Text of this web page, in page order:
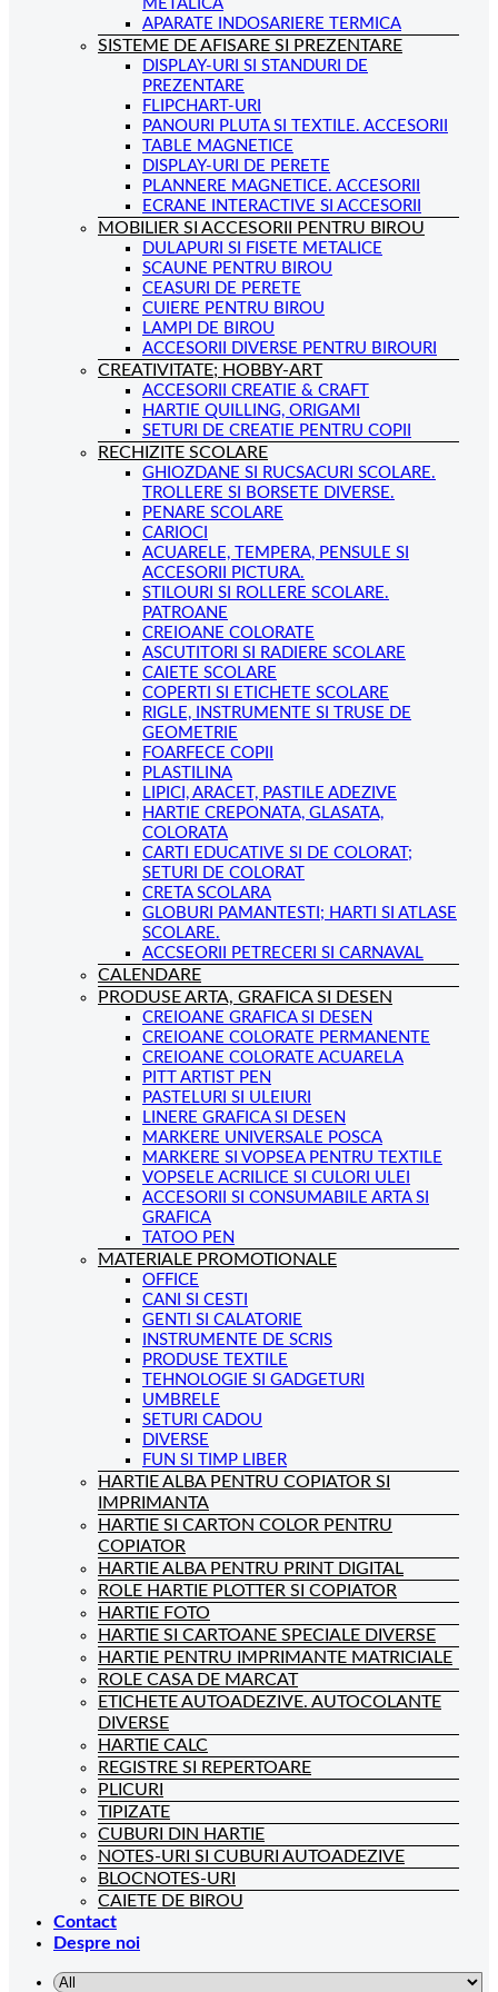
METALICA
APARATE INDOSARIERE TERMICA
SISTEME DE AFISARE SI PREZENTARE
DISPLAY-URI SI STANDURI DE
PREZENTARE
FLIPCHART-URI
PANOURI PLUTA SI TEXTILE. ACCESORII
TABLE MAGNETICE
DISPLAY-URI DE PERETE
PLANNERE MAGNETICE. ACCESORII
ECRANE INTERACTIVE SI ACCESORII
MOBILIER SI ACCESORII PENTRU BIROU
DULAPURI SI FISETE METALICE
SCAUNE PENTRU BIROU
CEASURI DE PERETE
CUIERE PENTRU BIROU
LAMPI DE BIROU
ACCESORII DIVERSE PENTRU BIROURI
CREATIVITATE; HOBBY-ART
ACCESORII CREATIE & CRAFT
HARTIE QUILLING, ORIGAMI
SETURI DE CREATIE PENTRU COPII
RECHIZITE SCOLARE
GHIOZDANE SI RUCSACURI SCOLARE.
TROLLERE SI BORSETE DIVERSE.
PENARE SCOLARE
CARIOCI
ACUARELE, TEMPERA, PENSULE SI
ACCESORII PICTURA.
STILOURI SI ROLLERE SCOLARE.
PATROANE
CREIOANE COLORATE
ASCUTITORI SI RADIERE SCOLARE
CAIETE SCOLARE
COPERTI SI ETICHETE SCOLARE
RIGLE, INSTRUMENTE SI TRUSE DE
GEOMETRIE
FOARFECE COPII
PLASTILINA
LIPICI, ARACET, PASTILE ADEZIVE
HARTIE CREPONATA, GLASATA,
COLORATA
CARTI EDUCATIVE SI DE COLORAT;
SETURI DE COLORAT
CRETA SCOLARA
GLOBURI PAMANTESTI; HARTI SI ATLASE
SCOLARE.
ACCSEORII PETRECERI SI CARNAVAL
CALENDARE
PRODUSE ARTA, GRAFICA SI DESEN
CREIOANE GRAFICA SI DESEN
CREIOANE COLORATE PERMANENTE
CREIOANE COLORATE ACUARELA
PITT ARTIST PEN
PASTELURI SI ULEIURI
LINERE GRAFICA SI DESEN
MARKERE UNIVERSALE POSCA
MARKERE SI VOPSEA PENTRU TEXTILE
VOPSELE ACRILICE SI CULORI ULEI
ACCESORII SI CONSUMABILE ARTA SI
GRAFICA
TATOO PEN
MATERIALE PROMOTIONALE
OFFICE
CANI SI CESTI
GENTI SI CALATORIE
INSTRUMENTE DE SCRIS
PRODUSE TEXTILE
TEHNOLOGIE SI GADGETURI
UMBRELE
SETURI CADOU
DIVERSE
FUN SI TIMP LIBER
HARTIE ALBA PENTRU COPIATOR SI
IMPRIMANTA
HARTIE SI CARTON COLOR PENTRU
COPIATOR
HARTIE ALBA PENTRU PRINT DIGITAL
ROLE HARTIE PLOTTER SI COPIATOR
HARTIE FOTO
HARTIE SI CARTOANE SPECIALE DIVERSE
HARTIE PENTRU IMPRIMANTE MATRICIALE
ROLE CASA DE MARCAT
ETICHETE AUTOADEZIVE. AUTOCOLANTE
DIVERSE
HARTIE CALC
REGISTRE SI REPERTOARE
PLICURI
TIPIZATE
CUBURI DIN HARTIE
NOTES-URI SI CUBURI AUTOADEZIVE
BLOCNOTES-URI
CAIETE DE BIROU
Contact
Despre noi